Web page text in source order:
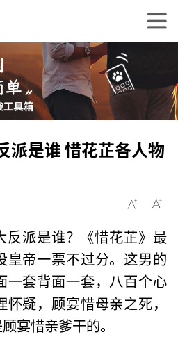
派是谁 惜花芷各人物
反派是谁？《惜花芷》最
皇帝一票不过分。这男的
一套背面一套，八百个心
疑，顾宴惜母亲之死，
宴惜亲爹干的。